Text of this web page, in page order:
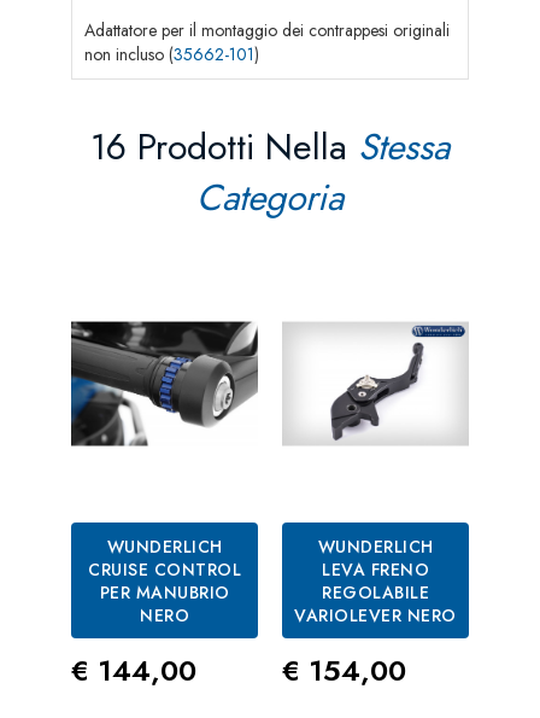
Adattatore per il montaggio dei contrappesi originali
non incluso (35662-101)
16 Prodotti Nella Stessa
Categoria
WUNDERLICH
CRUISE CONTROL
PER MANUBRIO
NERO
Prezzo
€ 144,00
WUNDERLICH
LEVA FRENO
REGOLABILE
VARIOLEVER NERO
Prezzo
€ 154,00